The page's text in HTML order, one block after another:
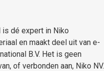
is dé expert in Niko
en maakt deel uit van e-
B.V. Het is geen
of verbonden aan, Niko NV.